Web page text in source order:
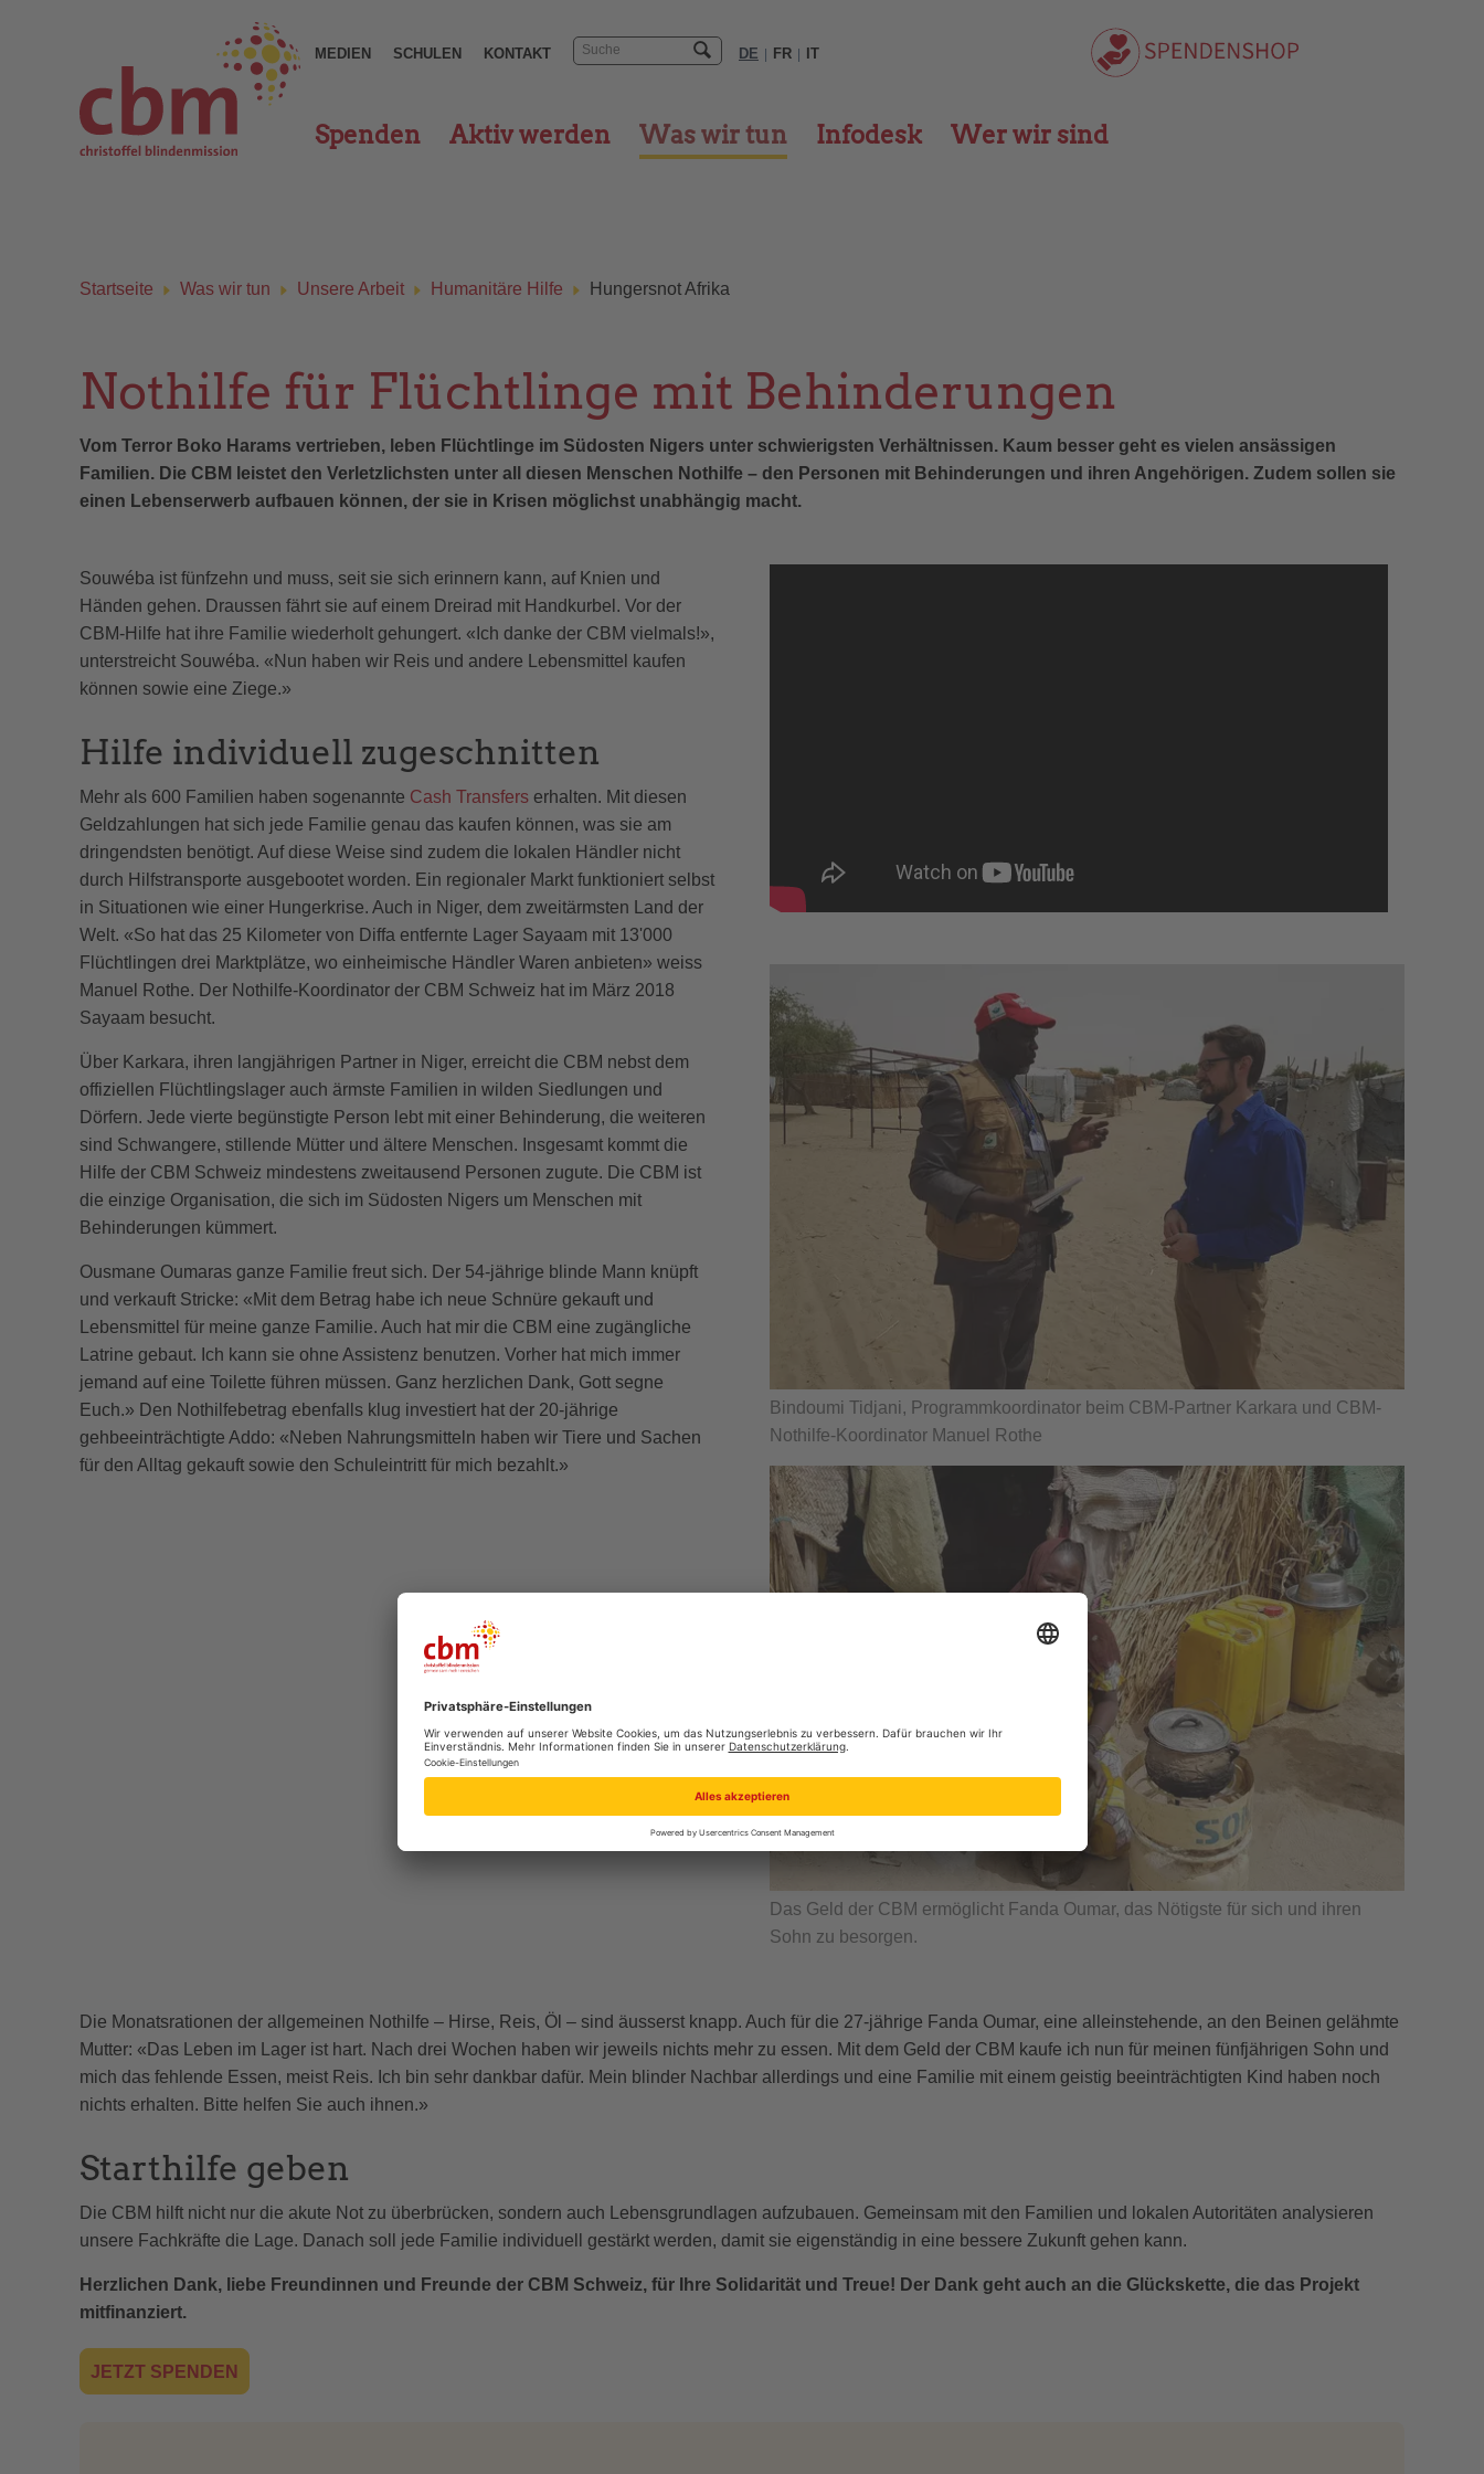
MEDIEN SCHULEN KONTAKT DE FR IT
Spenden Aktiv werden Was wir tun Infodesk Wer wir sind
Startseite Was wir tun Unsere Arbeit Humanitäre Hilfe Hungersnot Afrika
Nothilfe für Flüchtlinge mit Behinderungen
Vom Terror Boko Harams vertrieben, leben Flüchtlinge im Südosten Nigers unter schwierigsten Verhältnissen. Kaum besser geht es vielen ansässigen
Familien. Die CBM leistet den Verletzlichsten unter all diesen Menschen Nothilfe – den Personen mit Behinderungen und ihren Angehörigen. Zudem sollen sie
einen Lebenserwerb aufbauen können, der sie in Krisen möglichst unabhängig macht.
Souwéba ist fünfzehn und muss, seit sie sich erinnern kann, auf Knien und
Händen gehen. Draussen fährt sie auf einem Dreirad mit Handkurbel. Vor der
CBM-Hilfe hat ihre Familie wiederholt gehungert. «Ich danke der CBM vielmals!»,
unterstreicht Souwéba. «Nun haben wir Reis und andere Lebensmittel kaufen
können sowie eine Ziege.»
Hilfe individuell zugeschnitten
Mehr als 600 Familien haben sogenannte Cash Transfers erhalten. Mit diesen
Geldzahlungen hat sich jede Familie genau das kaufen können, was sie am
dringendsten benötigt. Auf diese Weise sind zudem die lokalen Händler nicht
durch Hilfstransporte ausgebootet worden. Ein regionaler Markt funktioniert selbst
in Situationen wie einer Hungerkrise. Auch in Niger, dem zweitärmsten Land der
Welt. «So hat das 25 Kilometer von Diffa entfernte Lager Sayaam mit 13'000
Flüchtlingen drei Marktplätze, wo einheimische Händler Waren anbieten» weiss
Manuel Rothe. Der Nothilfe-Koordinator der CBM Schweiz hat im März 2018
Sayaam besucht.
Über Karkara, ihren langjährigen Partner in Niger, erreicht die CBM nebst dem
offiziellen Flüchtlingslager auch ärmste Familien in wilden Siedlungen und
Dörfern. Jede vierte begünstigte Person lebt mit einer Behinderung, die weiteren
sind Schwangere, stillende Mütter und ältere Menschen. Insgesamt kommt die
Hilfe der CBM Schweiz mindestens zweitausend Personen zugute. Die CBM ist
die einzige Organisation, die sich im Südosten Nigers um Menschen mit
Behinderungen kümmert.
Ousmane Oumaras ganze Familie freut sich. Der 54-jährige blinde Mann knüpft
und verkauft Stricke: «Mit dem Betrag habe ich neue Schnüre gekauft und
Lebensmittel für meine ganze Familie. Auch hat mir die CBM eine zugängliche
Latrine gebaut. Ich kann sie ohne Assistenz benutzen. Vorher hat mich immer
jemand auf eine Toilette führen müssen. Ganz herzlichen Dank, Gott segne
Euch.» Den Nothilfebetrag ebenfalls klug investiert hat der 20-jährige
gehbeeinträchtigte Addo: «Neben Nahrungsmitteln haben wir Tiere und Sachen
für den Alltag gekauft sowie den Schuleintritt für mich bezahlt.»
Bindoumi Tidjani, Programmkoordinator beim CBM-Partner Karkara und CBM-
Nothilfe-Koordinator Manuel Rothe
Das Geld der CBM ermöglicht Fanda Oumar, das Nötigste für sich und ihren
Sohn zu besorgen.
Die Monatsrationen der allgemeinen Nothilfe – Hirse, Reis, Öl – sind äusserst knapp. Auch für die 27-jährige Fanda Oumar, eine alleinstehende, an den Beinen gelähmte
Mutter: «Das Leben im Lager ist hart. Nach drei Wochen haben wir jeweils nichts mehr zu essen. Mit dem Geld der CBM kaufe ich nun für meinen fünfjährigen Sohn und
mich das fehlende Essen, meist Reis. Ich bin sehr dankbar dafür. Mein blinder Nachbar allerdings und eine Familie mit einem geistig beeinträchtigten Kind haben noch
nichts erhalten. Bitte helfen Sie auch ihnen.»
Starthilfe geben
Die CBM hilft nicht nur die akute Not zu überbrücken, sondern auch Lebensgrundlagen aufzubauen. Gemeinsam mit den Familien und lokalen Autoritäten analysieren
unsere Fachkräfte die Lage. Danach soll jede Familie individuell gestärkt werden, damit sie eigenständig in eine bessere Zukunft gehen kann.
Herzlichen Dank, liebe Freundinnen und Freunde der CBM Schweiz, für Ihre Solidarität und Treue! Der Dank geht auch an die Glückskette, die das Projekt
mitfinanziert.
JETZT SPENDEN